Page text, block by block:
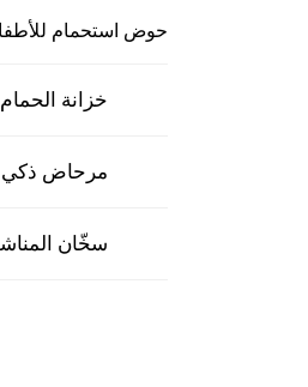
حوض استحمام
خزانة الحمام
مرحاض ذكي
سخّان